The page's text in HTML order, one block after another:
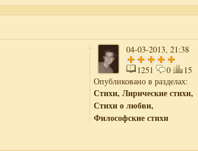
04-03-2013, 21:38
1251
0
15
Опубликовано в разделах:
Стихи, Лирические стихи,
Стихи о любви,
Философские стихи